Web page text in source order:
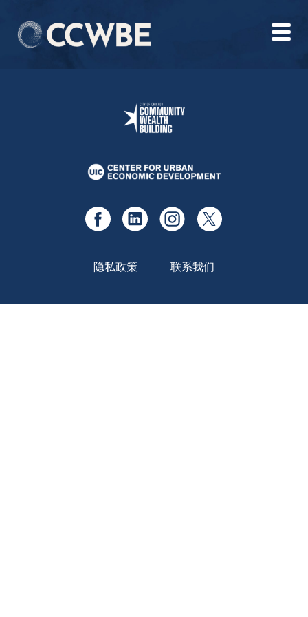
隐私政策 联系我们